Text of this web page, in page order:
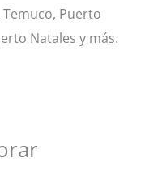
Temuco, Puerto
Natales y más.